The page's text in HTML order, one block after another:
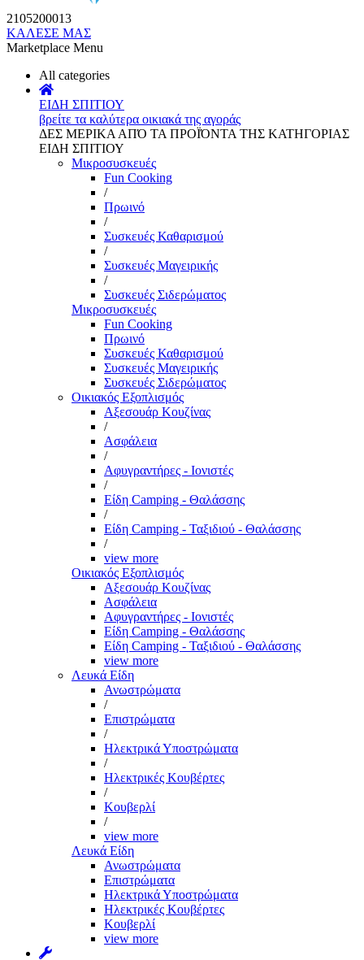
2105200013
ΚΑΛΕΣΕ ΜΑΣ
Marketplace Menu
All categories
ΕΙΔΗ ΣΠΙΤΙΟΥ
βρείτε τα καλύτερα οικιακά της αγοράς
ΔΕΣ ΜΕΡΙΚΑ ΑΠΌ ΤΑ ΠΡΟΪΌΝΤΑ ΤΗΣ ΚΑΤΗΓΟΡΙΑΣ
ΕΙΔΗ ΣΠΙΤΙΟΥ
Μικροσυσκευές
Fun Cooking
/
Πρωινό
/
Συσκευές Καθαρισμού
/
Συσκευές Μαγειρικής
/
Συσκευές Σιδερώματος
Μικροσυσκευές
Fun Cooking
Πρωινό
Συσκευές Καθαρισμού
Συσκευές Μαγειρικής
Συσκευές Σιδερώματος
Οικιακός Εξοπλισμός
Αξεσουάρ Κουζίνας
/
Ασφάλεια
/
Αφυγραντήρες - Ιονιστές
/
Είδη Camping - Θαλάσσης
/
Είδη Camping - Ταξιδιού - Θαλάσσης
/
view more
Οικιακός Εξοπλισμός
Αξεσουάρ Κουζίνας
Ασφάλεια
Αφυγραντήρες - Ιονιστές
Είδη Camping - Θαλάσσης
Είδη Camping - Ταξιδιού - Θαλάσσης
view more
Λευκά Είδη
Ανωστρώματα
/
Επιστρώματα
/
Ηλεκτρικά Υποστρώματα
/
Ηλεκτρικές Κουβέρτες
/
Κουβερλί
/
view more
Λευκά Είδη
Ανωστρώματα
Επιστρώματα
Ηλεκτρικά Υποστρώματα
Ηλεκτρικές Κουβέρτες
Κουβερλί
view more